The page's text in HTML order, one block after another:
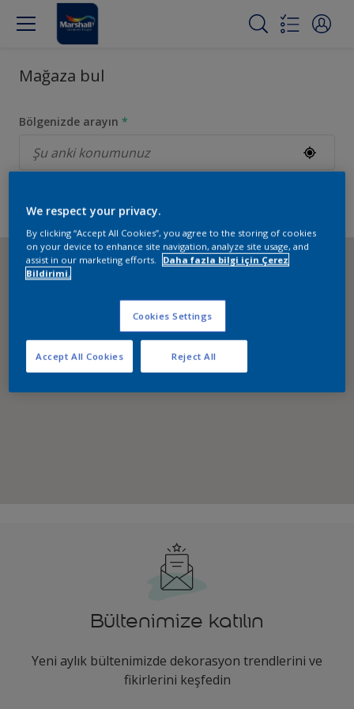
Mağaza bul
Bölgenizde arayın *
Bültenimize katılın
Yeni aylık bültenimizde dekorasyon trendlerini ve
fikirlerini keşfedin
We respect your privacy.
By clicking “Accept All Cookies”, you agree to the storing of cookies
on your device to enhance site navigation, analyze site usage, and
assist in our marketing efforts.
Daha fazla bilgi için Çerez
Bildirimi.
Cookies Settings
Reject All
Accept All Cookies